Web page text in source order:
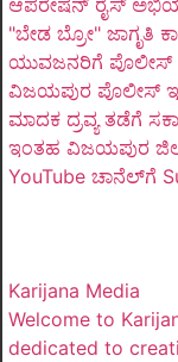
ಆಪರೇಷನ್ ರೈಸ್
"ಬೇಡ ಬ್ರೋ" ಜಾಗೃತಿ
ಯುವಜನರಿಗೆ
ವಿಜಯಪುರ ಪೊಲೀಸ್
ಮಾದಕ ದ್ರವ್ಯ ತಡೆಗೆ
ಇಂತಹ ವಿಜಯಪುರ
YouTube ಚಾನೆಲ್‌ಗೆ
Karijana Media
Welcome to
dedicated to